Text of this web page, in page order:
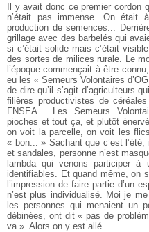
Il y avait donc ce premier cordon
n’était pas immense. On était
production de semences...
grillage avec des barbelés qui
si c’était solide mais c’était
des sortes de milices rurale. Le
l’époque commençait à être
eu les « Semeurs Volontaires
de dire qu’il s’agit d’agriculteurs
filières productivistes de
FNSEA... Les Semeurs
pioches et tout ça, et plutôt
on voit la parcelle, on voit les
« bon... » Sachant que c’est
et sandales, personne n’est
lambda qui venons participer à
identifiables. Et quand même, on
l’impression de faire partie d’un
n’est plus individualisé. Moi je
les personnes qui menaient un
débinées, ont dit « pas de
va ». Alors on y est allé.